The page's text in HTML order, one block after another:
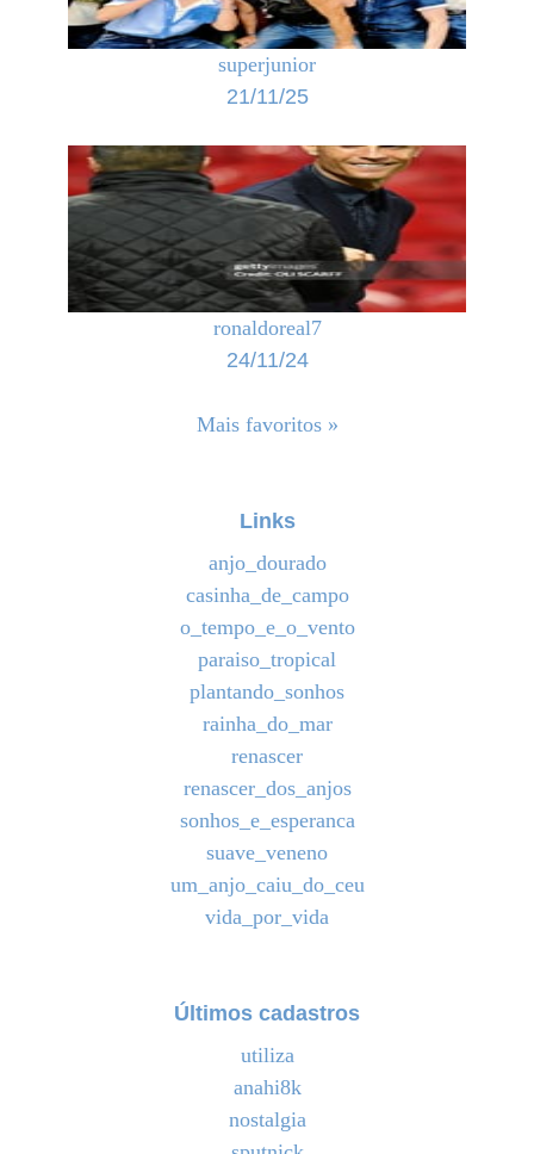
superjunior
21/11/25
ronaldoreal7
24/11/24
Mais favoritos »
Links
anjo_dourado
casinha_de_campo
o_tempo_e_o_vento
paraiso_tropical
plantando_sonhos
rainha_do_mar
renascer
renascer_dos_anjos
sonhos_e_esperanca
suave_veneno
um_anjo_caiu_do_ceu
vida_por_vida
Últimos cadastros
utiliza
anahi8k
nostalgia